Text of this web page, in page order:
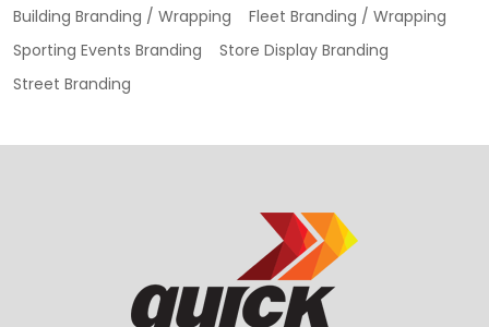
Building Branding / Wrapping
Fleet Branding / Wrapping
Sporting Events Branding
Store Display Branding
Street Branding